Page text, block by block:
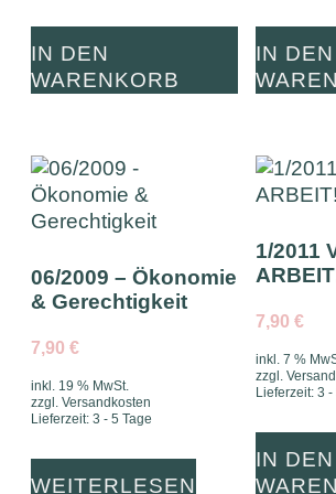
IN DEN
WARENKORB
IN DEN
06/2009 – Ökonomie
& Gerechtigkeit
7,90€
inkl. 19 % MwSt.
zzgl.Versandkosten
Lieferzeit:3 - 5 Tage
WEITERLESEN
1/2011
7,90 €
inkl. 7 %
zzgl.
Lieferzeit: 3 -
IN DEN